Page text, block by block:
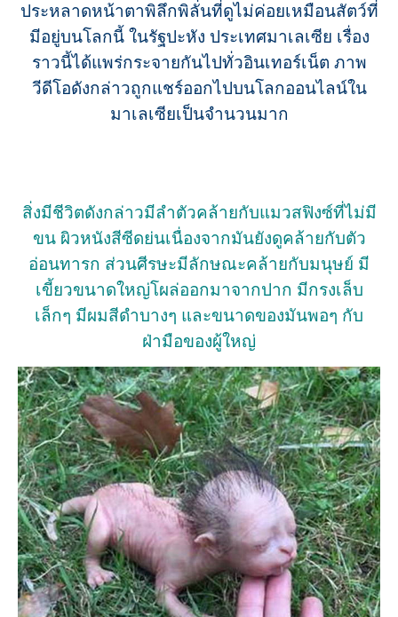
ประหลาดหน้าตาพิลึกพิลั่นที่ดูไม่ค่อยเหมือนสัตว์ที่
มีอยู่บนโลกนี้ ในรัฐปะหัง ประเทศมาเลเซีย เรื่อง
ราวนี้ได้แพร่กระจายกันไปทั่วอินเทอร์เน็ต ภาพ
วีดีโอดังกล่าวถูกแชร์ออกไปบนโลกออนไลน์ใน
มาเลเซียเป็นจำนวนมาก
สิ่งมีชีวิตดังกล่าวมีลำตัวคล้ายกับแมวสฟิงซ์ที่ไม่มี
ขน ผิวหนังสีซีดย่นเนื่องจากมันยังดูคล้ายกับตัว
อ่อนทารก ส่วนศีรษะมีลักษณะคล้ายกับมนุษย์ มี
เขี้ยวขนาดใหญ่โผล่ออกมาจากปาก มีกรงเล็บ
เล็กๆ มีผมสีดำบางๆ และขนาดของมันพอๆ กับ
ฝ่ามือของผู้ใหญ่